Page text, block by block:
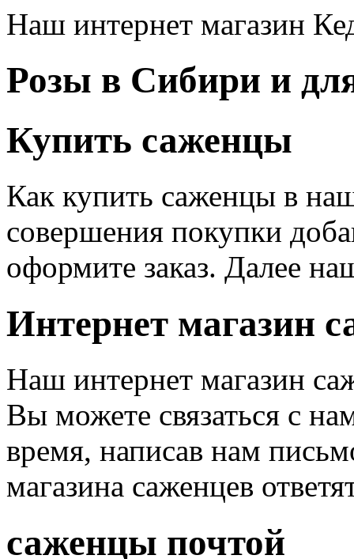
Наш интернет магазин
Розы в Сибири и
Купить саженцы
Как купить саженцы в
совершения покупки
оформите заказ. Далее
Интернет магазин
Наш интернет магазин
Вы можете связаться с
время, написав нам
магазина саженцев
саженцы почтой